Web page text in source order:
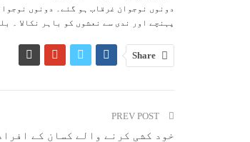
دونوں نوجوان غرقاب ہو گئے۔ دونوں
پہنچے اور ندی سے نعشوں کو باہر نکالا ۔
Share